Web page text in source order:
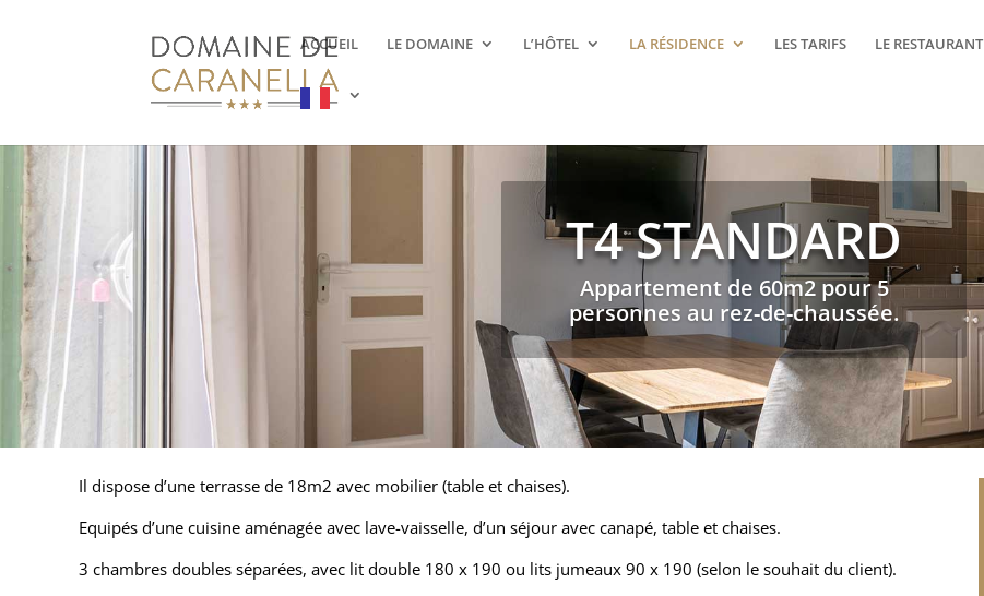
ACCUEIL LE DOMAINE L’HÔTEL LA RÉSIDENCE LES TARIFS LE RESTAURANT
T4 STANDARD
Appartement de 60m2 pour 5
personnes au rez-de-chaussée.
Il dispose d’une terrasse de 18m2 avec mobilier (table et chaises).
Equipés d’une cuisine aménagée avec lave-vaisselle, d’un séjour avec canapé, table et chaises.
3 chambres doubles séparées, avec lit double 180 x 190 ou lits jumeaux 90 x 190 (selon le souhait du client).